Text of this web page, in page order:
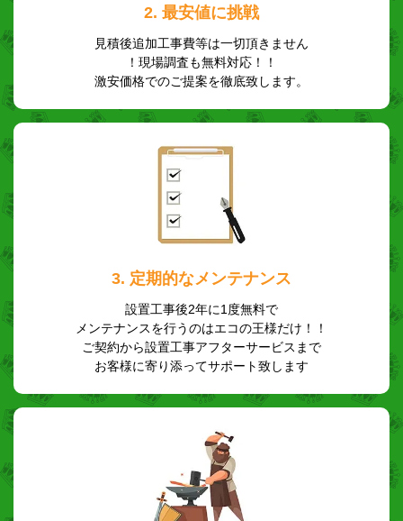
2. 最安値に挑戦
見積後追加工事費等は一切頂きません
！現場調査も無料対応！！
激安価格でのご提案を徹底致します。
3. 定期的なメンテナンス
設置工事後2年に1度無料で
メンテナンスを行うのはエコの王様だけ！！
ご契約から設置工事アフターサービスまで
お客様に寄り添ってサポート致します